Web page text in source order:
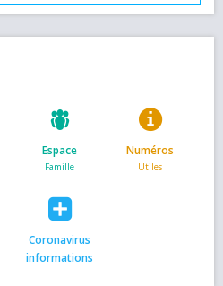
Espace Numéros
Coronavirus
informations